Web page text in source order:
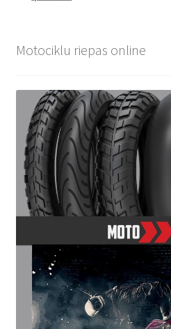
Motociklu riepas online